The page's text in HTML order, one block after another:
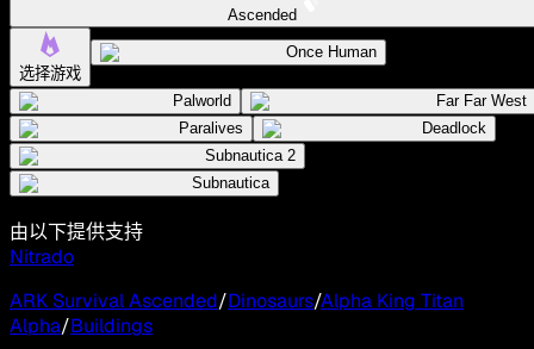
Ascended
选择游戏
Once Human
Palworld
Far Far West
Paralives
Deadlock
Subnautica 2
Subnautica
由以下提供支持
Nitrado
ARK Survival Ascended/Dinosaurs/Alpha King Titan
Alpha/Buildings